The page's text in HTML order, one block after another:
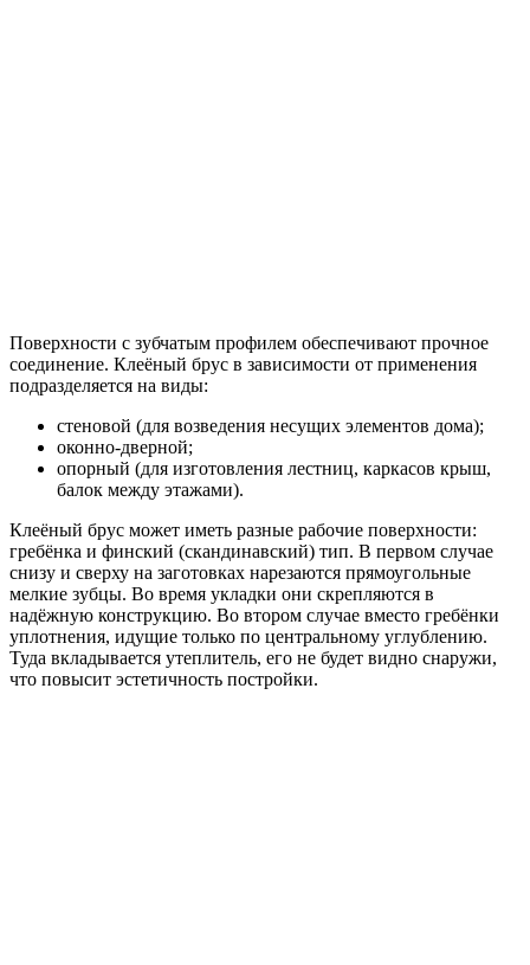
Поверхности с зубчатым профилем обеспечивают прочное
соединение. Клеёный брус в зависимости от применения
подразделяется на виды:
стеновой (для возведения несущих элементов дома);
оконно-дверной;
опорный (для изготовления лестниц, каркасов крыш,
балок между этажами).
Клеёный брус может иметь разные рабочие поверхности:
гребёнка и финский (скандинавский) тип. В первом случае
снизу и сверху на заготовках нарезаются прямоугольные
мелкие зубцы. Во время укладки они скрепляются в
надёжную конструкцию. Во втором случае вместо гребёнки
уплотнения, идущие только по центральному углублению.
Туда вкладывается утеплитель, его не будет видно снаружи,
что повысит эстетичность постройки.